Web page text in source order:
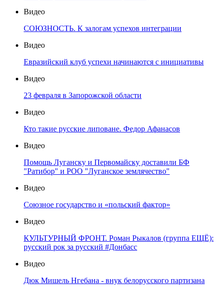
Видео
СОЮЗНОСТЬ. К залогам успехов интеграции
Видео
Евразийский клуб успехи начинаются с инициативы
Видео
23 февраля в Запорожской области
Видео
Кто такие русские липоване. Федор Афанасов
Видео
Помощь Луганску и Первомайску доставили БФ
"Ратибор" и РОО "Луганское землячество"
Видео
Союзное государство и «польский фактор»
Видео
КУЛЬТУРНЫЙ ФРОНТ. Роман Рыкалов (группа ЕЩЁ):
русский рок за русский #Донбасс
Видео
Дюк Мишель Нгебана - внук белорусского партизана